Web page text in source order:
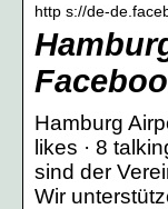
http s://de-
Hamburg
likes · 8
sind der
Wir